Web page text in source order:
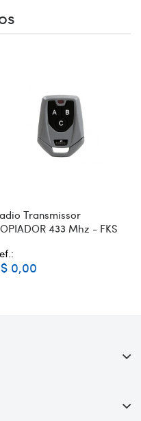
Transmissor
433 Mhz - FKS
0,00